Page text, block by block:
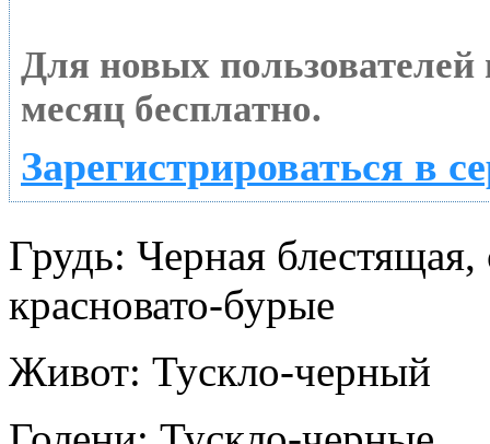
Для новых
месяц бесплатно.
Зарегистрироваться в
Грудь: Черная
красновато-бурые
Живот: Тускло-черный